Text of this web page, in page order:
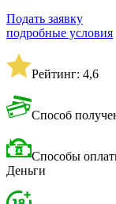
Подать заявку
подробные условия
Рейтинг: 4,6
Способ
Способы
Деньги